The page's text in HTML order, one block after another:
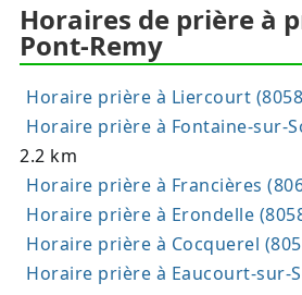
Horaires de prière à
Pont-Remy
Horaire prière à Liercourt
Horaire prière à Fontaine-sur-
2.2 km
Horaire prière à Francières
Horaire prière à Erondelle
Horaire prière à Cocquerel
Horaire prière à Eaucourt-sur-